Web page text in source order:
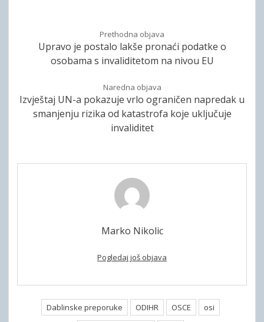
Prethodna objava
Upravo je postalo lakše pronaći podatke o
osobama s invaliditetom na nivou EU
Naredna objava
Izvještaj UN-a pokazuje vrlo ograničen napredak u
smanjenju rizika od katastrofa koje uključuje
invaliditet
Marko Nikolic
Pogledaj još objava
Dablinske preporuke ODIHR OSCE
osi